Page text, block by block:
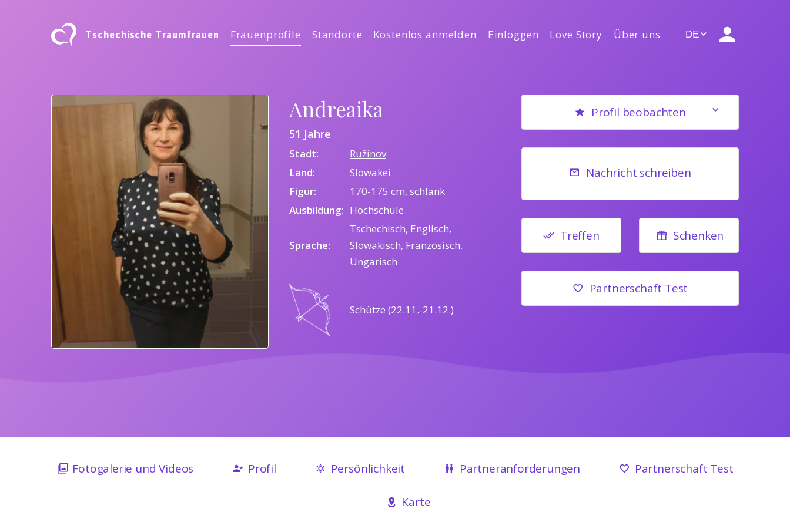
Tschechische Traumfrauen Frauenprofile Standorte Kostenlos anmelden Einloggen Love Story Über uns DE
Andreaika
51 Jahre
Stadt:
Ružinov
Land:
Slowakei
Figur:
170-175 cm, schlank
Ausbildung: Hochschule
Sprache:
Tschechisch, Englisch,
Slowakisch, Französisch,
Ungarisch
Schütze (22.11.-21.12.)
Profil beobachten
Nachricht schreiben
Treffen Schenken
Partnerschaft Test
Fotogalerie und Videos Profil Persönlichkeit Partneranforderungen Partnerschaft Test
Karte